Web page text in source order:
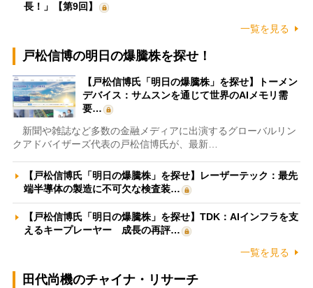
長！」【第9回】
一覧を見る
戸松信博の明日の爆騰株を探せ！
【戸松信博氏「明日の爆騰株」を探せ】トーメン
デバイス：サムスンを通じて世界のAIメモリ需
要…
新聞や雑誌など多数の金融メディアに出演するグローバルリン
クアドバイザーズ代表の戸松信博氏が、最新…
【戸松信博氏「明日の爆騰株」を探せ】レーザーテック：最先
端半導体の製造に不可欠な検査装…
【戸松信博氏「明日の爆騰株」を探せ】TDK：AIインフラを支
えるキープレーヤー 成長の再評…
一覧を見る
田代尚機のチャイナ・リサーチ